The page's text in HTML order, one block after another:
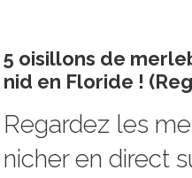
5 oisillons de
nid en Floride !
Regardez les
nicher en direct